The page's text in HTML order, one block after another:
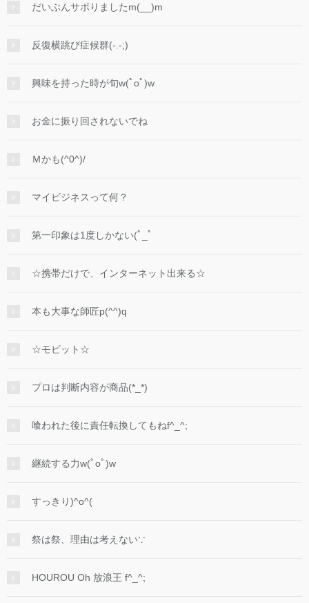
だいぶんサボりましたm(__)m
反復横跳び症候群(-.-;)
興味を持った時が旬w(ﾟoﾟ)w
お金に振り回されないでね
Ｍかも(^0^)/
マイビジネスって何？
第一印象は1度しかない(ﾟ_ﾟ
☆携帯だけで、インターネット出来る☆
本も大事な師匠p(^^)q
☆モビット☆
プロは判断内容が商品(*_*)
喰われた後に責任転換してもねf^_^;
継続する力w(ﾟoﾟ)w
すっきり)^o^(
祭は祭、理由は考えない∵
HOUROU Oh 放浪王 f^_^;